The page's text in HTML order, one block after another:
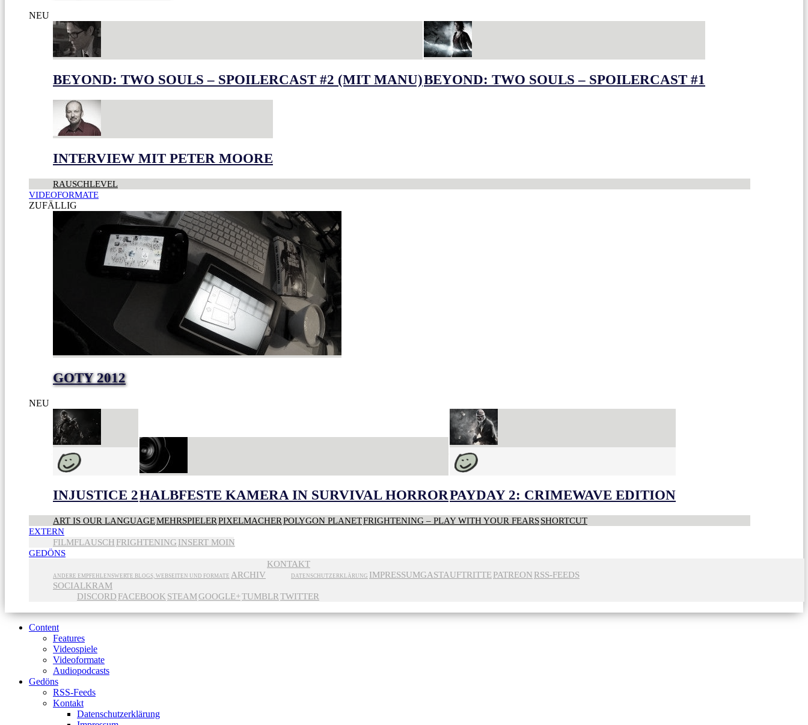
NEU
BEYOND: TWO SOULS – SPOILERCAST #2 (MIT MANU)BEYOND: TWO SOULS – SPOILERCAST #1
INTERVIEW MIT PETER MOORE
RAUSCHLEVEL
VIDEOFORMATE
ZUFÄLLIG
GOTY 2012
NEU
INJUSTICE 2HALBFESTE KAMERA IN SURVIVAL HORRORPAYDAY 2: CRIMEWAVE EDITION
ART IS OUR LANGUAGEMEHRSPIELERPIXELMACHERPOLYGON PLANETFRIGHTENING – PLAY WITH YOUR FEARSSHORTCUT
EXTERN
FILMFLAUSCH FRIGHTENING INSERT MOIN
GEDÖNS
ANDERE EMPFEHLENSWERTE BLOGS, WEBSEITEN UND FORMATE ARCHIV
KONTAKT
DATENSCHUTZERKLÄRUNG IMPRESSUMGASTAUFTRITTEPATREON RSS-FEEDS
SOCIALKRAM
DISCORD FACEBOOK STEAMGOOGLE+TUMBLRTWITTER
Content
Features
Videospiele
Videoformate
Audiopodcasts
Gedöns
RSS-Feeds
Kontakt
Datenschutzerklärung